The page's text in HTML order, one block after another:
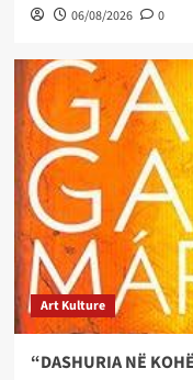
06/08/2026 0
Art Kulture
“DASHURIA NË